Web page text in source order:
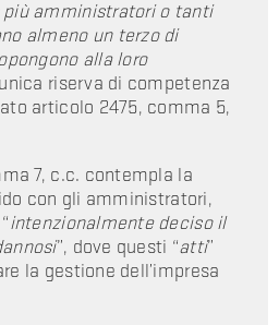
amministratori o tanti
almeno un terzo di
alla loro
riserva di competenza
articolo 2475, comma 5,
7, c.c. contempla la
con gli amministratori,
intenzionalmente deciso il
”, dove questi “atti”
la gestione dell’impresa